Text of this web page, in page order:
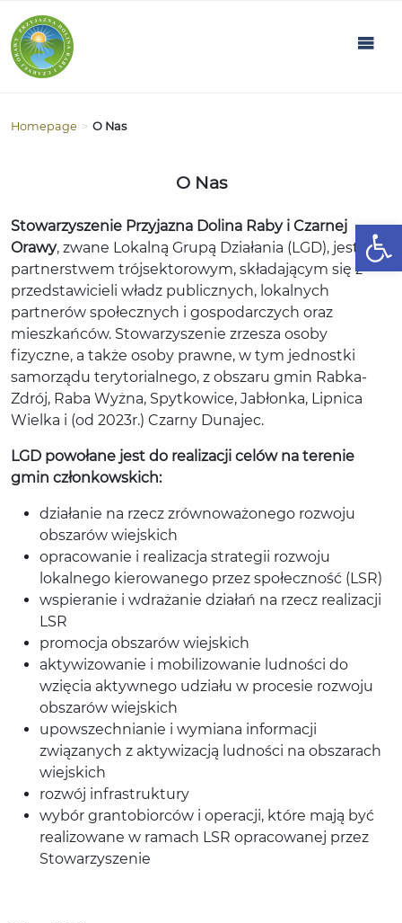
Homepage > O Nas
O Nas
Stowarzyszenie Przyjazna Dolina Raby i Czarnej
Orawy, zwane Lokalną Grupą Działania (LGD), jest
partnerstwem trójsektorowym, składającym się z
przedstawicieli władz publicznych, lokalnych
partnerów społecznych i gospodarczych oraz
mieszkańców. Stowarzyszenie zrzesza osoby
fizyczne, a także osoby prawne, w tym jednostki
samorządu terytorialnego, z obszaru gmin Rabka-
Zdrój, Raba Wyżna, Spytkowice, Jabłonka, Lipnica
Wielka i (od 2023r.) Czarny Dunajec.
LGD powołane jest do realizacji celów na terenie
gmin członkowskich:
działanie na rzecz zrównoważonego rozwoju
obszarów wiejskich
opracowanie i realizacja strategii rozwoju
lokalnego kierowanego przez społeczność (LSR)
wspieranie i wdrażanie działań na rzecz realizacji
LSR
promocja obszarów wiejskich
aktywizowanie i mobilizowanie ludności do
wzięcia aktywnego udziału w procesie rozwoju
obszarów wiejskich
upowszechnianie i wymiana informacji
związanych z aktywizacją ludności na obszarach
wiejskich
rozwój infrastruktury
wybór grantobiorców i operacji, które mają być
realizowane w ramach LSR opracowanej przez
Stowarzyszenie